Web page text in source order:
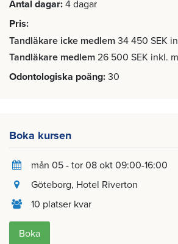
Antal dagar 4 dagar
Pris
Tandläkare icke medlem 34 450 SEK
Tandläkare medlem 26 500 SEK inkl.
Odontologiska poäng 30
Boka kursen
mån 05 - tor 08 okt 09:00-16:00
Göteborg, Hotel Riverton
10 platser kvar
Boka